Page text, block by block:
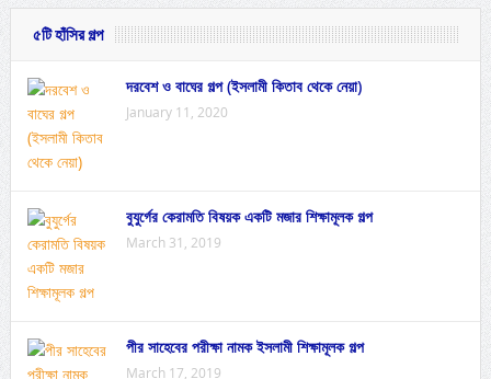
৫টি হাঁসির গল্প
দরবেশ ও বাঘের গল্প (ইসলামী কিতাব থেকে নেয়া)
January 11, 2020
বুযুর্গের কেরামতি বিষয়ক একটি মজার শিক্ষামূলক গল্প
March 31, 2019
পীর সাহেবের পরীক্ষা নামক ইসলামী শিক্ষামূলক গল্প
March 17, 2019